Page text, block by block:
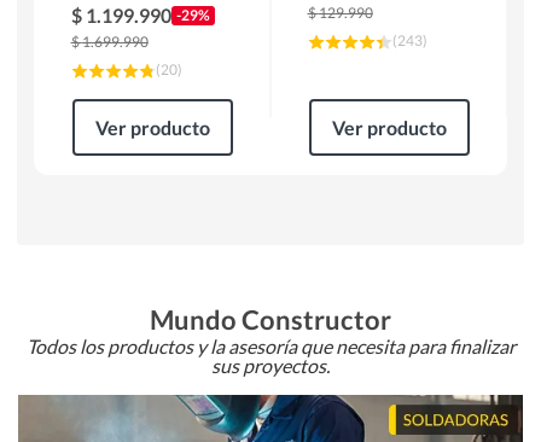
$ 1.199.990 -29%
$1.699.990
(20)
Ver producto
$129.990
(243)
Ver producto
Mundo Constructor
Todos los productos y la asesoría que necesita para finalizar
sus proyectos.